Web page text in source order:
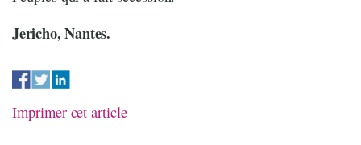
Jericho, Nantes.
Imprimer cet article